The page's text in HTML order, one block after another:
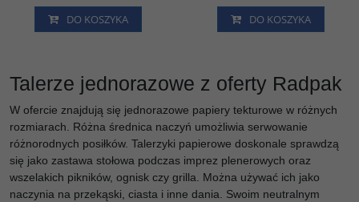
DO KOSZYKA DO KOSZYKA
Talerze jednorazowe z oferty Radpak
W ofercie znajdują się jednorazowe papiery tekturowe w różnych
rozmiarach. Różna średnica naczyń umożliwia serwowanie
różnorodnych posiłków. Talerzyki papierowe doskonale sprawdzą
się jako zastawa stołowa podczas imprez plenerowych oraz
wszelakich pikników, ognisk czy grilla. Można używać ich jako
naczynia na przekąski, ciasta i inne dania. Swoim neutralnym